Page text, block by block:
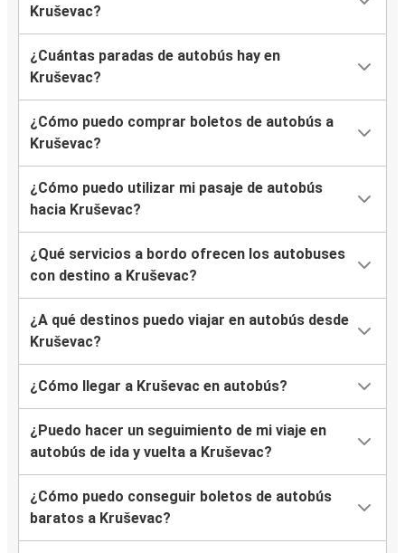
Kruševac?
¿Cuántas paradas de autobús hay en
Kruševac?
¿Cómo puedo comprar boletos de autobús a
Kruševac?
¿Cómo puedo utilizar mi pasaje de autobús
hacia Kruševac?
¿Qué servicios a bordo ofrecen los autobuses
con destino a Kruševac?
¿A qué destinos puedo viajar en autobús desde
Kruševac?
¿Cómo llegar a Kruševac en autobús?
¿Puedo hacer un seguimiento de mi viaje en
autobús de ida y vuelta a Kruševac?
¿Cómo puedo conseguir boletos de autobús
baratos a Kruševac?